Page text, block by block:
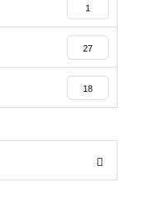
1
27
18